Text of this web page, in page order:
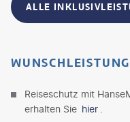
ALLE
Reiseschutz mit
erhalten Sie hier